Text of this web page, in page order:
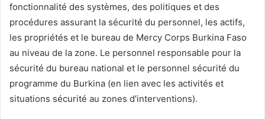
fonctionnalité des systèmes, des politiques et des
procédures assurant la sécurité du personnel, les actifs,
les propriétés et le bureau de Mercy Corps Burkina Faso
au niveau de la zone. Le personnel responsable pour la
sécurité du bureau national et le personnel sécurité du
programme du Burkina (en lien avec les activités et
situations sécurité au zones d’interventions).